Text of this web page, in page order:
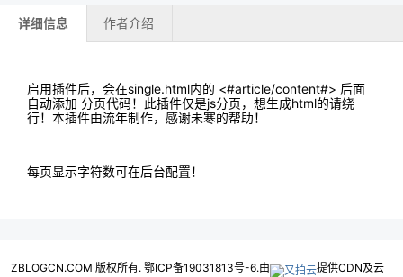
详细信息 作者介绍
启用插件后，会在single.html内的 <#article/content#> 后面
自动添加 分页代码！此插件仅是js分页，想生成html的请绕
行！本插件由流年制作，感谢未寒的帮助！
每页显示字符数可在后台配置！
ZBLOGCN.COM 版权所有. 鄂ICP备19031813号-6.由
提供CDN及云